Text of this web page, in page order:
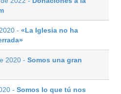
- «La Iglesia no ha
2020 - Somos una gran
- Somos lo que tú nos